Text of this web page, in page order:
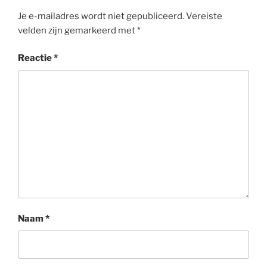
Je e-mailadres wordt niet gepubliceerd.Vereiste
velden zijn gemarkeerd met*
Reactie*
Naam*